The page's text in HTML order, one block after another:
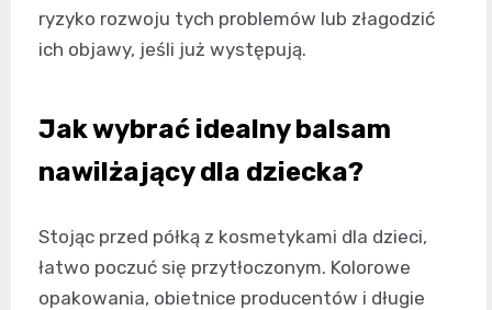
ryzyko rozwoju tych problemów lub złagodzić
ich objawy, jeśli już występują.
Jak wybrać idealny balsam
nawilżający dla dziecka?
Stojąc przed półką z kosmetykami dla dzieci,
łatwo poczuć się przytłoczonym. Kolorowe
opakowania, obietnice producentów i długie